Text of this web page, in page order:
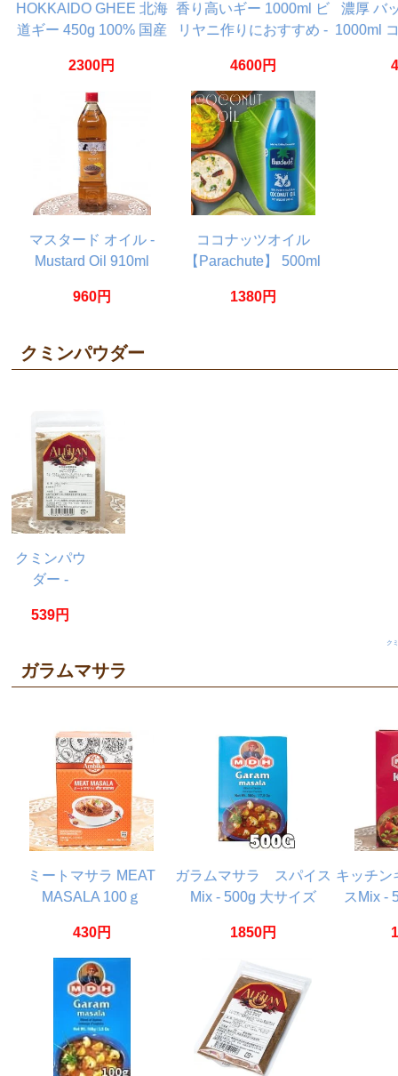
HOKKAIDO GHEE 北海
道ギー 450g 100% 国産
ラスフェッドバター使用
自然豊かな富良野で放牧
酪農
2300円
香り高いギー 1000ml ビ
リヤニ作りにおすすめ -
Cow Ghee
4600円
濃厚 バ
1000ml
マスタード オイル -
Mustard Oil 910ml
960円
ココナッツオイル
【Parachute】 500ml
1380円
クミンパウダー
クミンパウ
ダー -
Powder
539円
ク
ガラムマサラ
ミートマサラ MEAT
MASALA 100ｇ
430円
ガラムマサラ スパイス
Mix - 500g 大サイズ
1850円
キッチ
スMix -